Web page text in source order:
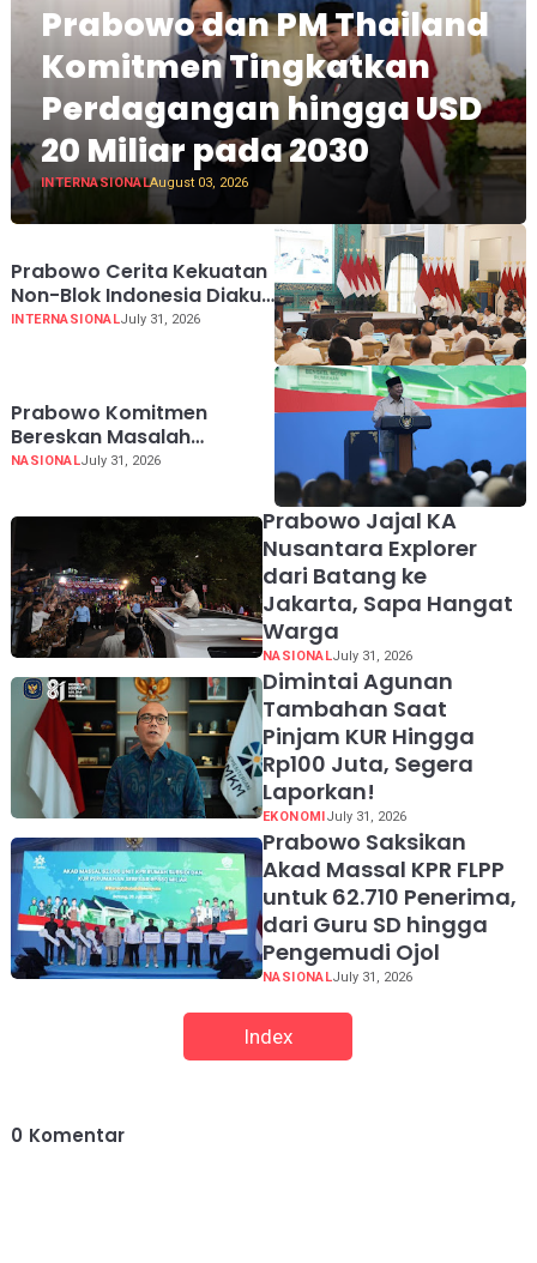
Prabowo dan PM Thailand
Komitmen Tingkatkan
Perdagangan hingga USD
20 Miliar pada 2030
INTERNASIONALAugust 03, 2026
Prabowo Cerita Kekuatan
Non-Blok Indonesia Diakui
Dunia
INTERNASIONALJuly 31, 2026
Prabowo Komitmen
Bereskan Masalah
Sampah demi Harga Diri
NASIONALJuly 31, 2026
Prabowo Jajal KA
Nusantara Explorer
dari Batang ke
Jakarta, Sapa Hangat
Warga
NASIONALJuly 31, 2026
Dimintai Agunan
Tambahan Saat
Pinjam KUR Hingga
Rp100 Juta, Segera
Laporkan!
EKONOMI July 31, 2026
Prabowo Saksikan
Akad Massal KPR FLPP
untuk 62.710 Penerima,
dari Guru SD hingga
Pengemudi Ojol
NASIONALJuly 31, 2026
Index
0 Komentar